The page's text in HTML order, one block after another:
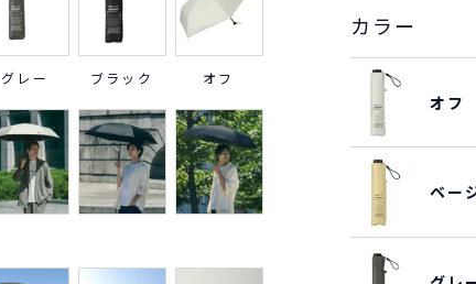
グレー ブラック オフ
カラー
オフ
ベー